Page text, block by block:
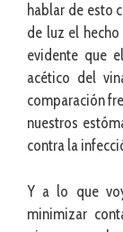
hablar de esto
de luz el
evidente que
acético del
comparación
nuestros
contra la
Y a lo que
minimizar